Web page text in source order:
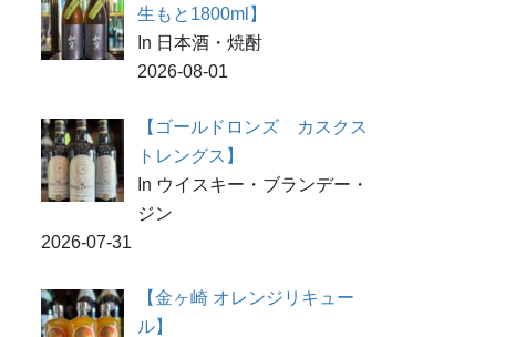
生もと1800ml】
In 日本酒・焼酎
2026-08-01
【ゴールドロンズ カスクス
トレングス】
In ウイスキー・ブランデー・
ジン
2026-07-31
【金ヶ崎 オレンジリキュー
ル】